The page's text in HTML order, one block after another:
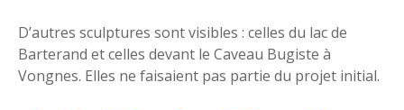
D’autres sculptures sont visibles : celles du lac de
Barterand et celles devant le Caveau Bugiste à
Vongnes. Elles ne faisaient pas partie du projet initial.